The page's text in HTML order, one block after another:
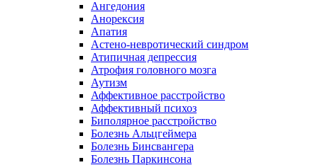
Ангедония
Анорексия
Апатия
Астено-невротический синдром
Атипичная депрессия
Атрофия головного мозга
Аутизм
Аффективное расстройство
Аффективный психоз
Биполярное расстройство
Болезнь Альцгеймера
Болезнь Бинсвангера
Болезнь Паркинсона